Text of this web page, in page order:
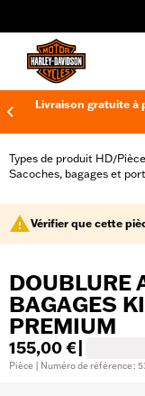
Livraison gratuite à
Types de produit HD/
Sacoches, bagages et
Vérifier que cette
DOUBLURE
BAGAGES
PREMIUM
155,00 €
Pièce | Numéro de référence :